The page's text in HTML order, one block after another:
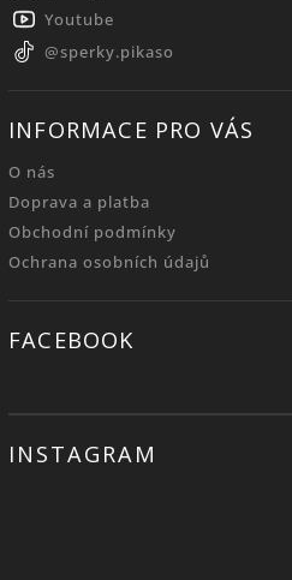
Youtube
@sperky.pikaso
INFORMACE PRO VÁS
O nás
Doprava a platba
Obchodní podmínky
Ochrana osobních údajů
FACEBOOK
INSTAGRAM